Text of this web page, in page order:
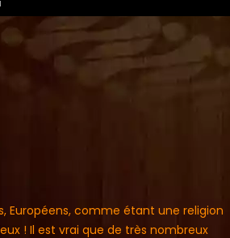
Européens, comme étant une religion
! Il est vrai que de très nombreux